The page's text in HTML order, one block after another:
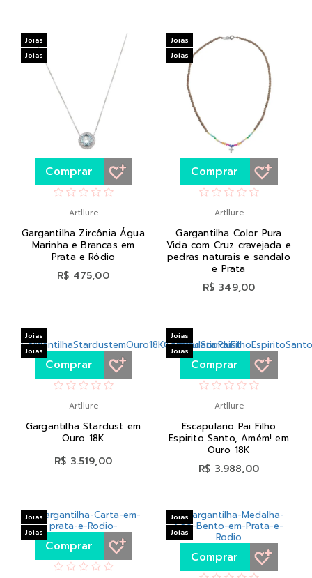
Comprar
Artllure
Gargantilha Zircônia Água
Marinha e Brancas em
Prata e Ródio
R$ 475,00
Joias
Joias
Comprar
Artllure
Gargantilha Color Pura
Vida com Cruz cravejada e
pedras naturais e sandalo
e Prata
R$ 349,00
Joias
Joias
Comprar
Artllure
Gargantilha Stardust em
Ouro 18K
R$ 3.519,00
Joias
Joias
Comprar
Artllure
Escapulario Pai Filho
Espirito Santo, Amém! em
Ouro 18K
R$ 3.988,00
Joias
Joias
Comprar
Joias
Joias
Comprar
Joias
Joias